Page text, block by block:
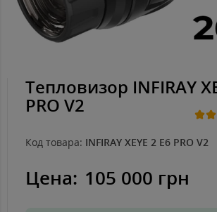
Тепловизор INFIRAY
PRO V2
Код товара: INFIRAY XEYE 2 E6 PRO V2
Цена: 105 000 грн